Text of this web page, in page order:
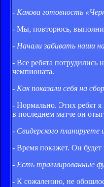
- Какова готовность
- Мы, повторюсь,
- Начали забивать наши
- Все ребята потрудились
чемпионата.
- Как показали себя на
- Нормально. Этих ребят
в последнем матче он
- Свидерского
- Время покажет. Он будет
- Есть травмированные
- К сожалению, не